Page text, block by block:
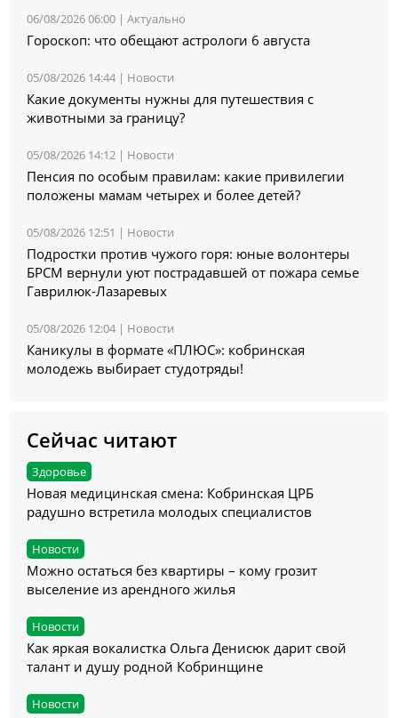
06/08/2026 06:00 | Актуально
Гороскоп: что обещают астрологи 6 августа
05/08/2026 14:44 | Новости
Какие документы нужны для путешествия с
животными за границу?
05/08/2026 14:12 | Новости
Пенсия по особым правилам: какие привилегии
положены мамам четырех и более детей?
05/08/2026 12:51 | Новости
Подростки против чужого горя: юные волонтеры
БРСМ вернули уют пострадавшей от пожара семье
Гаврилюк-Лазаревых
05/08/2026 12:04 | Новости
Каникулы в формате «ПЛЮС»: кобринская
молодежь выбирает студотряды!
Сейчас читают
Здоровье
Новая медицинская смена: Кобринская ЦРБ
радушно встретила молодых специалистов
Новости
Можно остаться без квартиры – кому грозит
выселение из арендного жилья
Новости
Как яркая вокалистка Ольга Денисюк дарит свой
талант и душу родной Кобринщине
Новости